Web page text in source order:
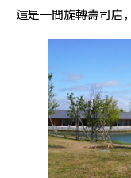
這是一間旋轉壽司店